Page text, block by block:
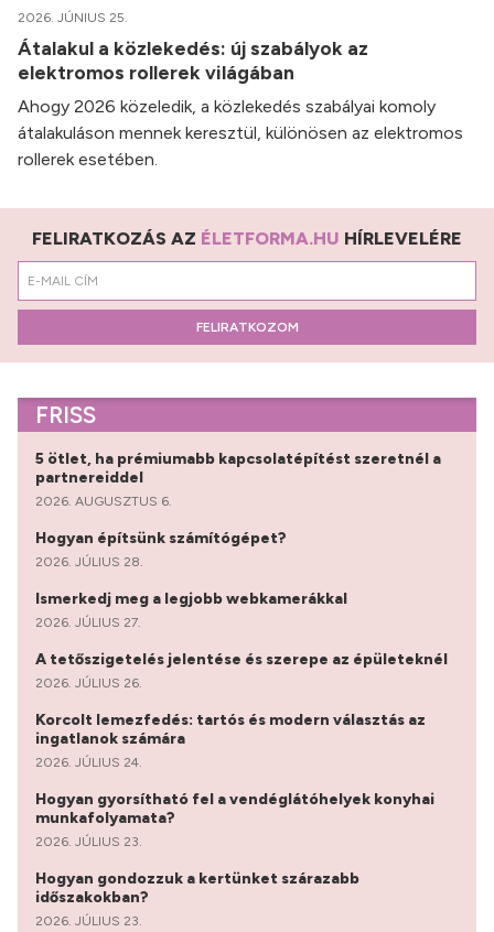
2026. JÚNIUS 25.
Átalakul a közlekedés: új szabályok az
elektromos rollerek világában
Ahogy 2026 közeledik, a közlekedés szabályai komoly
átalakuláson mennek keresztül, különösen az elektromos
rollerek esetében.
FELIRATKOZÁS AZ ÉLETFORMA.HU HÍRLEVELÉRE
FELIRATKOZOM
FRISS
5 ötlet, ha prémiumabb kapcsolatépítést szeretnél a
partnereiddel
2026. AUGUSZTUS 6.
Hogyan építsünk számítógépet?
2026. JÚLIUS 28.
Ismerkedj meg a legjobb webkamerákkal
2026. JÚLIUS 27.
A tetőszigetelés jelentése és szerepe az épületeknél
2026. JÚLIUS 26.
Korcolt lemezfedés: tartós és modern választás az
ingatlanok számára
2026. JÚLIUS 24.
Hogyan gyorsítható fel a vendéglátóhelyek konyhai
munkafolyamata?
2026. JÚLIUS 23.
Hogyan gondozzuk a kertünket szárazabb
időszakokban?
2026. JÚLIUS 23.